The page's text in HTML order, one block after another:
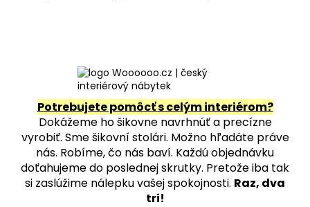
Potrebujete pomôcť s celým interiérom?
Dokážeme ho šikovne navrhnúť a precízne
vyrobiť. Sme šikovní stolári. Možno hľadáte práve
nás. Robíme, čo nás baví. Každú objednávku
doťahujeme do poslednej skrutky. Pretože iba tak
si zaslúžime nálepku vašej spokojnosti. Raz, dva
tri!